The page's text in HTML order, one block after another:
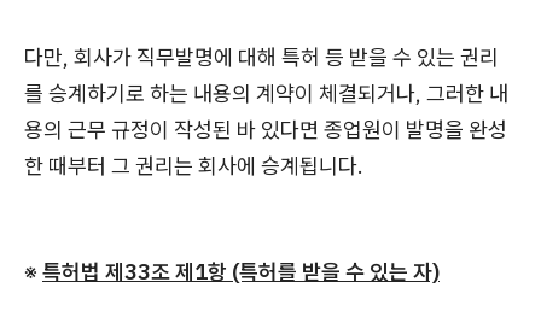
다만, 회사가 직무발명에 대해 특허 등 받을 수 있는 권리
를 승계하기로 하는 내용의 계약이 체결되거나, 그러한 내
용의 근무 규정이 작성된 바 있다면 종업원이 발명을 완성
한 때부터 그 권리는 회사에 승계됩니다.
※ 특허법 제33조 제1항 (특허를 받을 수 있는 자)